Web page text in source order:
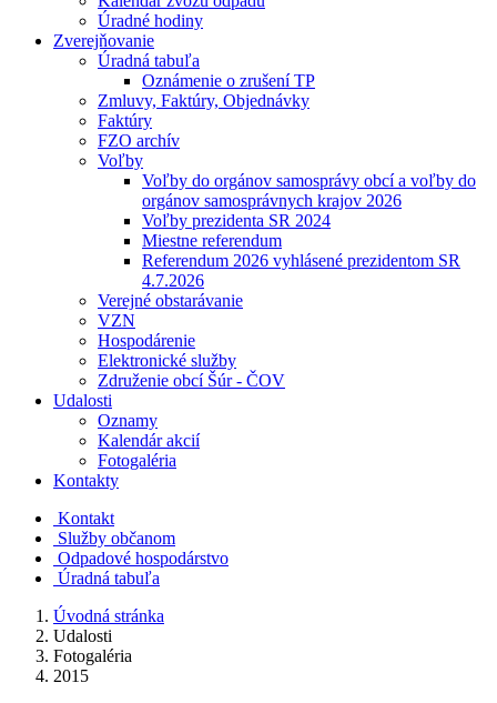
Úradné hodiny
Zverejňovanie
Úradná tabuľa
Oznámenie o zrušení TP
Zmluvy, Faktúry, Objednávky
Faktúry
FZO archív
Voľby
Voľby do orgánov samosprávy obcí a voľby do
orgánov samosprávnych krajov 2026
Voľby prezidenta SR 2024
Miestne referendum
Referendum 2026 vyhlásené prezidentom SR
4.7.2026
Verejné obstarávanie
VZN
Hospodárenie
Elektronické služby
Združenie obcí Šúr - ČOV
Udalosti
Oznamy
Kalendár akcií
Fotogaléria
Kontakty
Kontakt
Služby občanom
Odpadové hospodárstvo
Úradná tabuľa
Úvodná stránka
Udalosti
Fotogaléria
2015